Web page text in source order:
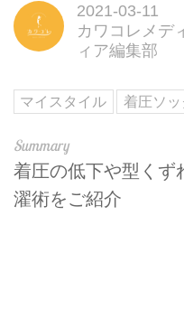
2021-03-11
カワコレメデ
ィア編集部
マイスタイル 着圧ソッ
着圧の低下や型くず
濯術をご紹介